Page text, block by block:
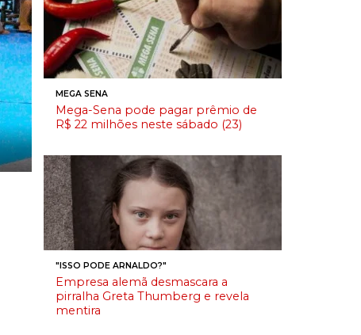
MEGA SENA
Mega-Sena pode pagar prêmio de
R$ 22 milhões neste sábado (23)
"ISSO PODE ARNALDO?"
Empresa alemã desmascara a
pirralha Greta Thumberg e revela
mentira